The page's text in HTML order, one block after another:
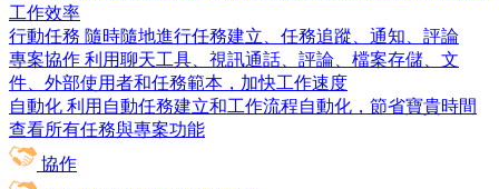
工作效率
行動任務 隨時隨地進行任務建立、任務追蹤、通知、評論
專案協作 利用聊天工具、視訊通話、評論、檔案存儲、文
件、外部使用者和任務範本，加快工作速度
自動化 利用自動任務建立和工作流程自動化，節省寶貴時間
查看所有任務與專案功能
協作